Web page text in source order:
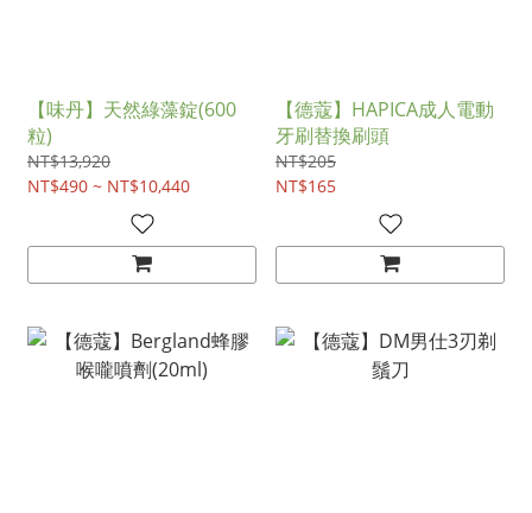
【味丹】天然綠藻錠(600
粒)
NT$13,920
NT$490 ~ NT$10,440
【德蔻】HAPICA成人電動
牙刷替換刷頭
NT$205
NT$165